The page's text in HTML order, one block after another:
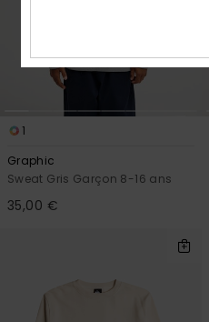
1
Graphic
Sweat Gris Garçon 8-16 ans
35,00 €